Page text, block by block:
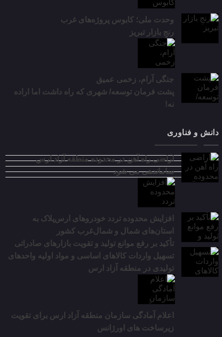
وحدت ملی؛ کابوس پروژه‌های غرب
رنجِ بازار تبریز
جنگی آرام، زخمی عمیق
پشت فرمان توسعه/ شهری که راه داشت اما اراده
نه!
دانش و فناوری
اراضی راه آهن در محدوده منطقه آزاد ارس
ساماندهی می شود
افزایش محدوده تردد خودروهای ارس‌پلاک به
استان‌های شمال و شمال‌غرب کشور
تأکید بر رفع موانع تولید و تقویت بازارهای صادراتی
تسهیل واردات کالاهای اساسی و مواد اولیه واحدهای
تولیدی در منطقه آزاد ارس
اعلام آمادگی سازمان منطقه آزاد ارس برای تقویت
زیرساخت‌ های اورژانس